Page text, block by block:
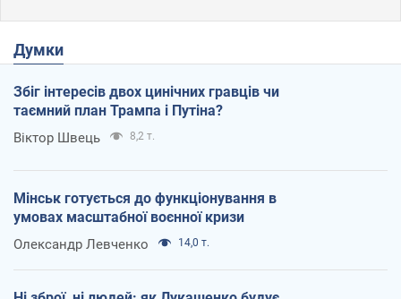
Думки
Збіг інтересів двох цинічних гравців чи
таємний план Трампа і Путіна?
Віктор Швець 8,2 т.
Мінськ готується до функціонування в
умовах масштабної воєнної кризи
Олександр Левченко 14,0 т.